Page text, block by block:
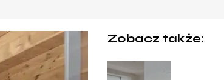
Zobacz także: